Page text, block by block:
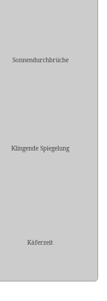
Sonnendurchbrüche
Klingende Spiegelung
Käferzeit